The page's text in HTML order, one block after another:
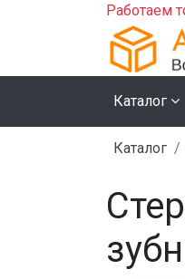
Работаем
Каталог
Каталог